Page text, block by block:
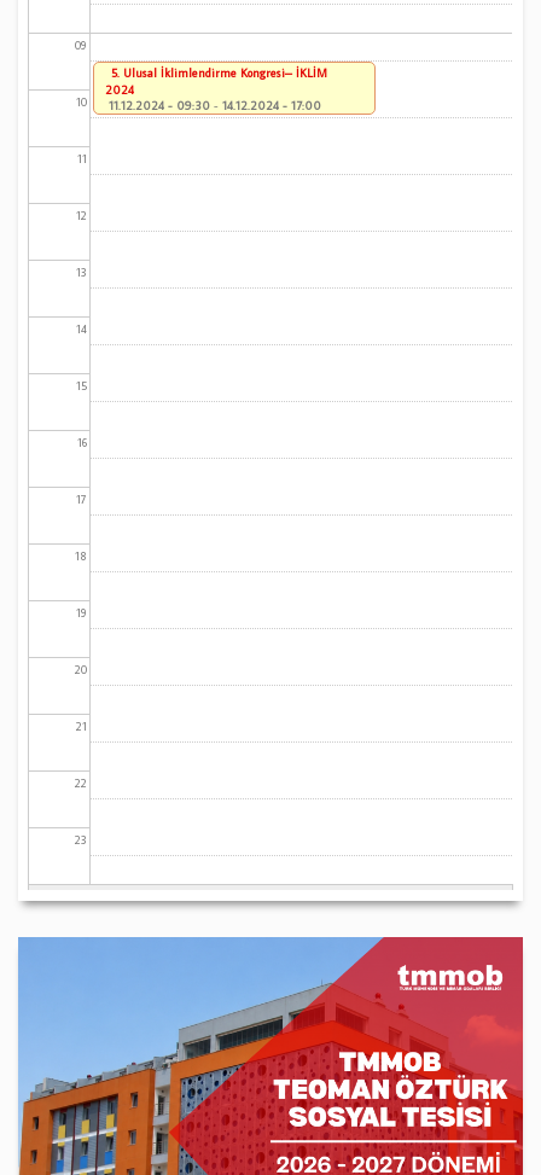
09
10
11
12
13
14
15
16
17
18
19
20
21
22
23
5. Ulusal İklimlendirme Kongresi– İKLİM
2024
11.12.2024 - 09:30 -14.12.2024 - 17:00